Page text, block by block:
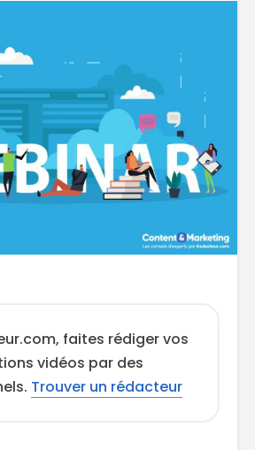
faites rédiger vos
vidéos par des
Trouver un rédacteur